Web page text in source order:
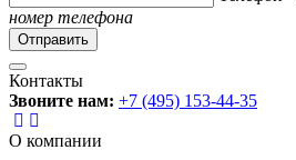
номер телефона
Контакты
Звоните нам: +7 (495) 153-44-35
О компании